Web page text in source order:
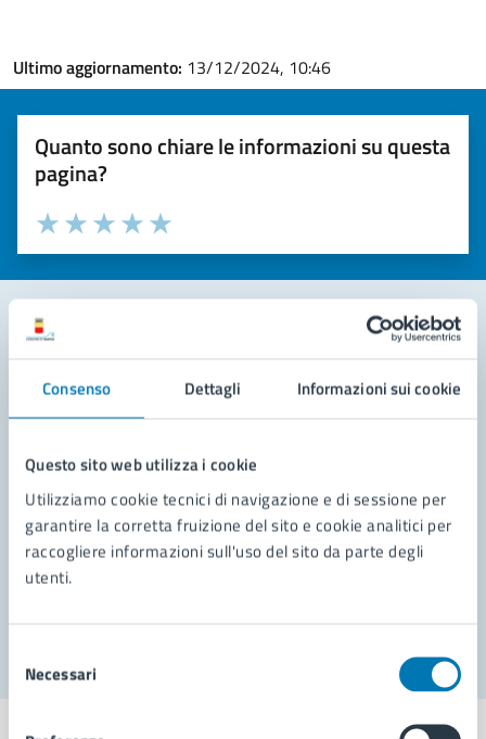
Consenso Dettagli Informazioni sui cookie
Questo sito web utilizza i cookie
Utilizziamo cookie tecnici di navigazione e di sessione per
garantire la corretta fruizione del sito e cookie analitici per
raccogliere informazioni sull'uso del sito da parte degli
utenti.
delNecessari
Ultimo aggiornamento: 13/12/2024, 10:46
Quanto sono chiare le informazioni su questa
pagina?
Valuta la chiarezza delle informazioni (da 1 a 5 stelle)
Seleziona il numero di stelle per valutare la chiarezza delle
Valuta 5 stelle su 5
Valuta 4 stelle su 5
Valuta 3 stelle su 5
Valuta 2 stelle su 5
Valuta 1 stelle su 5
Leggi le domande frequenti
Richiedi assistenza
Prenota appuntamento
Problemi in città